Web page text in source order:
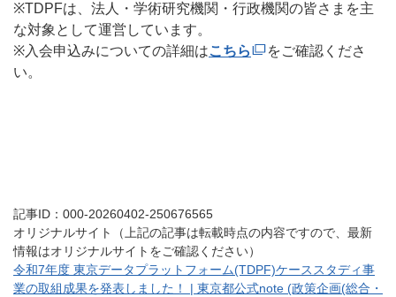
※TDPFは、法人・学術研究機関・行政機関の皆さまを主
な対象として運営しています。
※入会申込みについての詳細はこちら
をご確認くださ
い。
記事ID：000-20260402-250676565
オリジナルサイト（上記の記事は転載時点の内容ですので、最新
情報はオリジナルサイトをご確認ください）
令和7年度 東京データプラットフォーム(TDPF)ケーススタディ事
業の取組成果を発表しました！ | 東京都公式note (政策企画(総合・